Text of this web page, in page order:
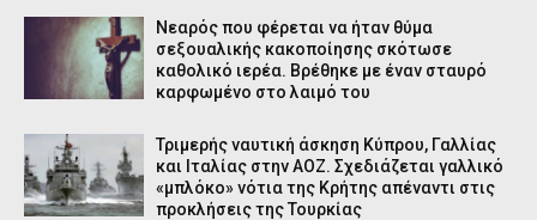
Νεαρός που φέρεται να ήταν θύμα
σεξουαλικής κακοποίησης σκότωσε
καθολικό ιερέα. Βρέθηκε με έναν σταυρό
καρφωμένο στο λαιμό του
Τριμερής ναυτική άσκηση Κύπρου, Γαλλίας
και Ιταλίας στην ΑΟΖ. Σχεδιάζεται γαλλικό
«μπλόκο» νότια της Κρήτης απέναντι στις
προκλήσεις της Τουρκίας